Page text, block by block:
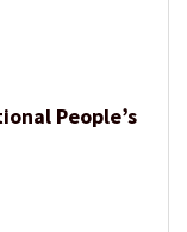
People’s